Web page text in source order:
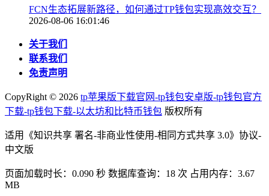
FCN生态拓展新路径，如何通过TP钱包实现高效交互？
2026-08-06 16:01:46
关于我们
联系我们
免责声明
CopyRight © 2026 tp苹果版下载官网-tp钱包安卓版-tp钱包官方
下载-tp钱包下载-以太坊和比特币钱包 版权所有
适用《知识共享 署名-非商业性使用-相同方式共享 3.0》协议-
中文版
页面加载时长：0.090 秒 数据库查询：18 次 占用内存：3.67
MB